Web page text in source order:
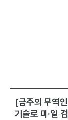
[금주의 무역
기술로 미·일